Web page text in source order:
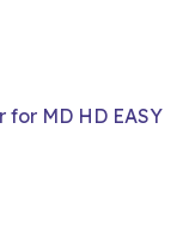
MD HD EASY